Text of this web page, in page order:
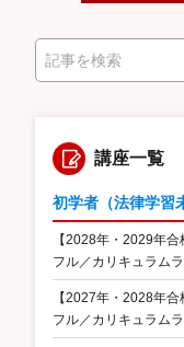
検
索
講座一覧
初学者（法律学習
【2028年・2029年
フル／カリキュラム
【2027年・2028年
フル／カリキュラム